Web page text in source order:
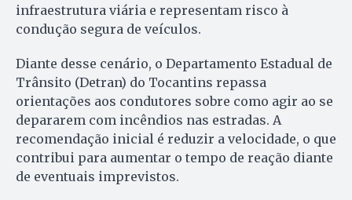
infraestrutura viária e representam risco à
condução segura de veículos.
Diante desse cenário, o Departamento Estadual de
Trânsito (Detran) do Tocantins repassa
orientações aos condutores sobre como agir ao se
depararem com incêndios nas estradas. A
recomendação inicial é reduzir a velocidade, o que
contribui para aumentar o tempo de reação diante
de eventuais imprevistos.